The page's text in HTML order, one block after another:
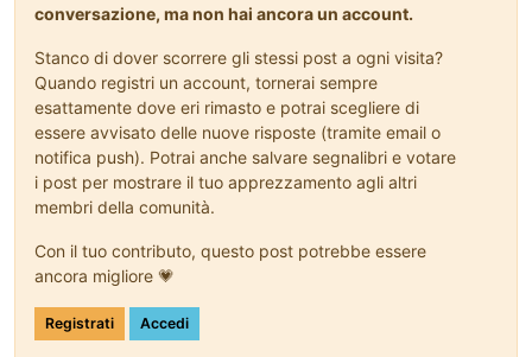
conversazione, ma non hai ancora un account.
Stanco di dover scorrere gli stessi post a ogni visita?
Quando registri un account, tornerai sempre
esattamente dove eri rimasto e potrai scegliere di
essere avvisato delle nuove risposte (tramite email o
notifica push). Potrai anche salvare segnalibri e votare
i post per mostrare il tuo apprezzamento agli altri
membri della comunità.
Con il tuo contributo, questo post potrebbe essere
ancora migliore 💗
Registrati Accedi